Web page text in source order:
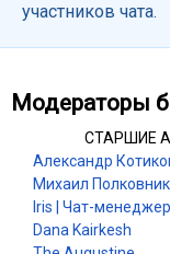
участников чата.
Модераторы
СТАРШИЕ
Александр
Михаил
Iris | Чат-менеджер
Dana Kairkesh